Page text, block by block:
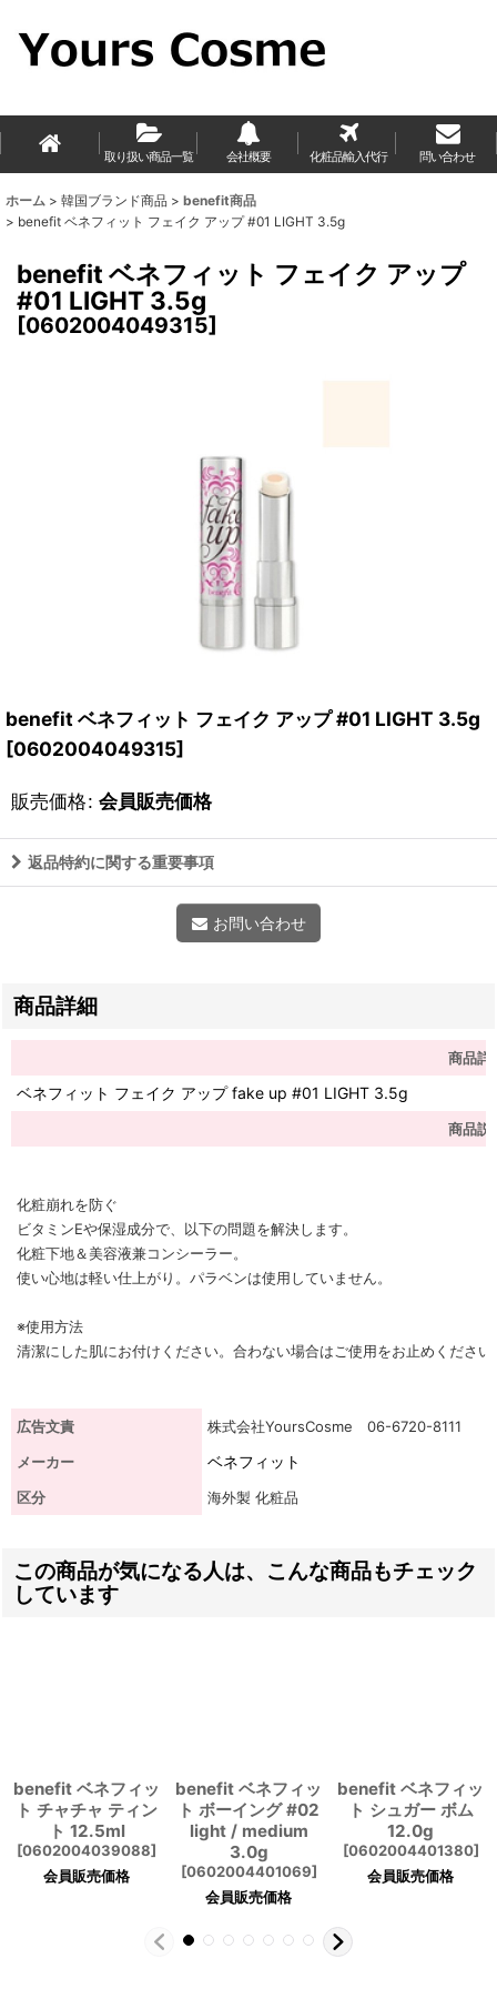
取り扱い商品一覧 会社概要 化粧品輸入代行 問い合わせ
ホーム > 韓国ブランド商品 > benefit商品
> benefit ベネフィット フェイク アップ #01 LIGHT 3.5g
benefit ベネフィット フェイク アップ
#01 LIGHT 3.5g
[0602004049315]
benefit ベネフィット フェイク アップ #01 LIGHT 3.5g
[0602004049315]
販売価格: 会員販売価格
返品特約に関する重要事項
お問い合わせ
商品詳細
商品詳
ベネフィット フェイク アップ fake up #01 LIGHT 3.5g
商品説
化粧崩れを防ぐ
ビタミンEや保湿成分で、以下の問題を解決します。
化粧下地＆美容液兼コンシーラー。
使い心地は軽い仕上がり。パラベンは使用していません。
※使用方法
清潔にした肌にお付けください。合わない場合はご使用をお止めください
広告文責
株式会社YoursCosme 06-6720-8111
メーカー
ベネフィット
区分 海外製 化粧品
この商品が気になる人は、こんな商品もチェック
しています
benefit ベネフィッ
ト チャチャ ティン
ト 12.5ml
[0602004039088]
会員販売価格
benefit ベネフィッ
ト ボーイング #02
light / medium
3.0g
[0602004401069]
会員販売価格
benefit ベネフィッ
ト シュガー ボム
12.0g
[0602004401380]
会員販売価格